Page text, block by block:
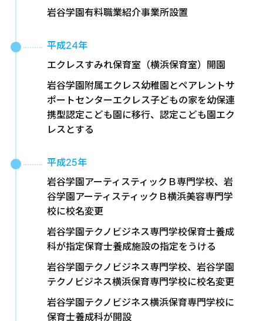
岩谷学園有料職業紹介事業所設置
平成24年
エクレスすみれ保育室（横浜保育室）開園
岩谷学園附属エクレス幼稚園とペアレントサ
ポートセンターエクレス子どもの家を幼保連
携型認定こども園に移行、認定こども園エク
レスとする
平成25年
岩谷学園アーティスティックＢ専門学校、岩
谷学園アーティスティックＢ横浜美容専門学
校に校名変更
岩谷学園テクノビジネス専門学校保育士養成
科が指定保育士養成施設の指定をうける
岩谷学園テクノビジネス専門学校、岩谷学園
テクノビジネス横浜保育専門学校に校名変更
岩谷学園テクノビジネス横浜保育専門学校に
保育士養成科が開設